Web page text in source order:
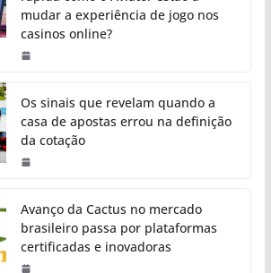
mudar a experiência de jogo nos
casinos online?
Os sinais que revelam quando a
casa de apostas errou na definição
da cotação
Avanço da Cactus no mercado
brasileiro passa por plataformas
certificadas e inovadoras